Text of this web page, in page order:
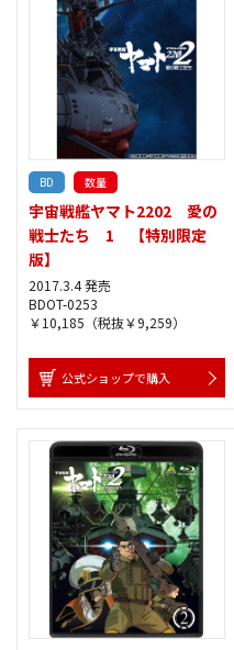
BD 数量
宇宙戦艦ヤマト2202 愛の
戦士たち 1 【特別限定
版】
2017.3.4 発売
BDOT-0253
￥10,185（税抜￥9,259）
公式ショップで購入